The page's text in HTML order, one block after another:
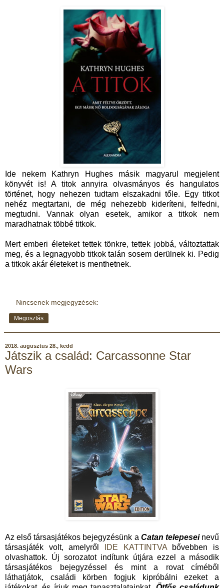
Ide nekem Kathryn Hughes másik magyarul megjelent
könyvét is! A titok annyira olvasmányos és hangulatos
történet, hogy nehezen tudtam elszakadni tőle. Egy titkot
nehéz megtartani, de még nehezebb kideríteni, felfedni,
megtudni. Vannak olyan esetek, amikor a titkok nem
maradhatnak többé titkok.
Mert emberi életeket tettek tönkre, tettek jobbá, változtattak
meg, és a legnagyobb titkok talán sosem derülnek ki. Pedig
a titkok akár életeket is menthetnek.
Nincsenek megjegyzések:
Megosztás
2018. augusztus 28., kedd
Játszik a család: Carcassonne Star
Wars
Az első társasjátékos bejegyzésünk a Catan telepeseinevű
társasjáték volt, amelyről
IDE KATTINTVAbővebben is
olvashattok. Új sorozatot indítunk útjára ezzel a második
társasjátékos bejegyzéssel és mint a rovat címéből
láthatjátok, családi körben fogjuk kipróbálni ezeket a